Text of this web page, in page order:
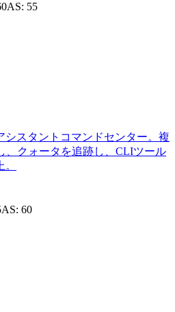
AS: 55
シスタントコマンドセンター。複
、クォータを追跡し、CLIツール
AS: 60